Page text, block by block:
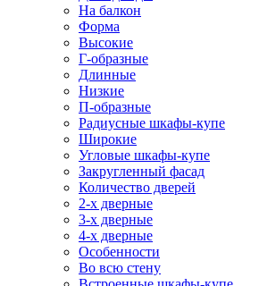
На балкон
Форма
Высокие
Г-образные
Длинные
Низкие
П-образные
Радиусные шкафы-купе
Широкие
Угловые шкафы-купе
Закругленный фасад
Количество дверей
2-х дверные
3-х дверные
4-х дверные
Особенности
Во всю стену